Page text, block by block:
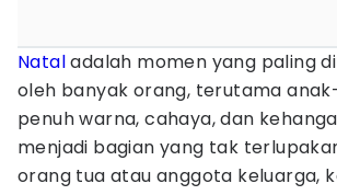
Nataladalah momen yang paling
oleh banyak orang, terutama
penuh warna, cahaya, dan
menjadi bagian yang tak
orang tua atau anggota keluarga,